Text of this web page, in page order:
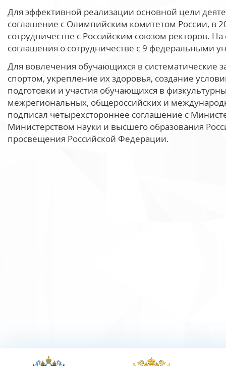
Для эффективной реализации основной цели
соглашение с Олимпийским комитетом России, в
сотрудничестве с Российским союзом ректоров.
соглашения о сотрудничестве с 9 федеральными
Для вовлечения обучающихся в систематические
спортом, укрепление их здоровья, создание
подготовки и участия обучающихся в
межрегиональных, общероссийских и
подписал четырехстороннее соглашение с
Министерством науки и высшего образования
просвещения Российской Федерации.